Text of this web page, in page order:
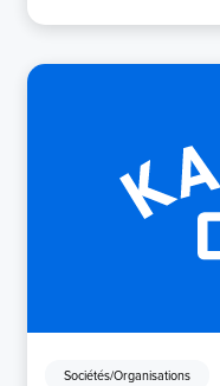
Sociétés/Organisations